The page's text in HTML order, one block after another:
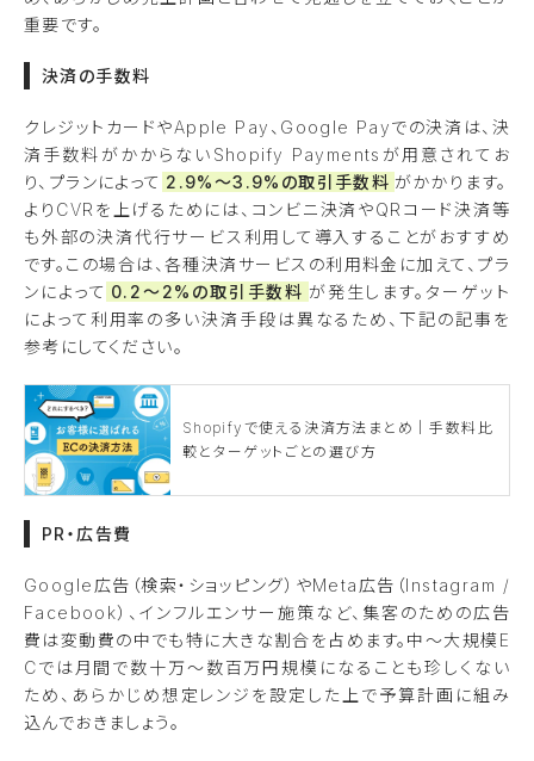
重要です。
決済の手数料
クレジットカードやApple Pay、Google Payでの決済は、決
済手数料がかからないShopify Paymentsが用意されてお
り、プランによって 2.9%〜3.9%の取引手数料 がかかります。
よりCVRを上げるためには、コンビニ決済やQRコード決済等
も外部の決済代行サービス利用して導入することがおすすめ
です。この場合は、各種決済サービスの利用料金に加えて、プラ
ンによって 0.2〜2%の取引手数料 が発生します。ターゲット
によって利用率の多い決済手段は異なるため、下記の記事を
参考にしてください。
Shopifyで使える決済方法まとめ｜手数料比
較とターゲットごとの選び方
PR・広告費
Google広告（検索・ショッピング）やMeta広告（Instagram /
Facebook）、インフルエンサー施策など、集客のための広告
費は変動費の中でも特に大きな割合を占めます。中〜大規模E
Cでは月間で数十万〜数百万円規模になることも珍しくない
ため、あらかじめ想定レンジを設定した上で予算計画に組み
込んでおきましょう。